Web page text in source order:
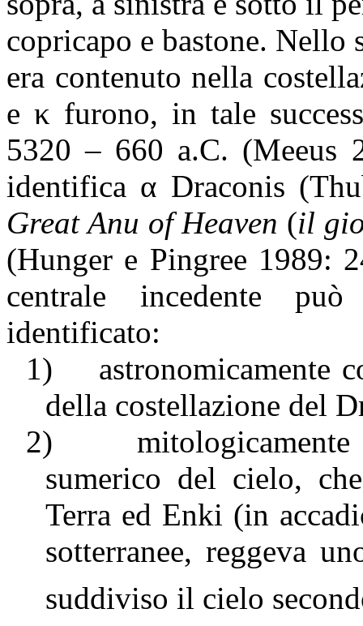
copricapo e bastone. Nello
era contenuto nella
e κ furono, in tale
5320 – 660 a.C. (Meeus
identifica α Draconis
Great Anu of Heaven (il
(Hunger e Pingree 1989:
centrale incedente può
identificato:
1)
astronomicamente
della costellazione del
2)
sumerico del cielo,
Terra ed Enki (in
sotterranee, reggeva
suddiviso il cielo